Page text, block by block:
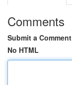
Comments
Submit a Comment
No HTML